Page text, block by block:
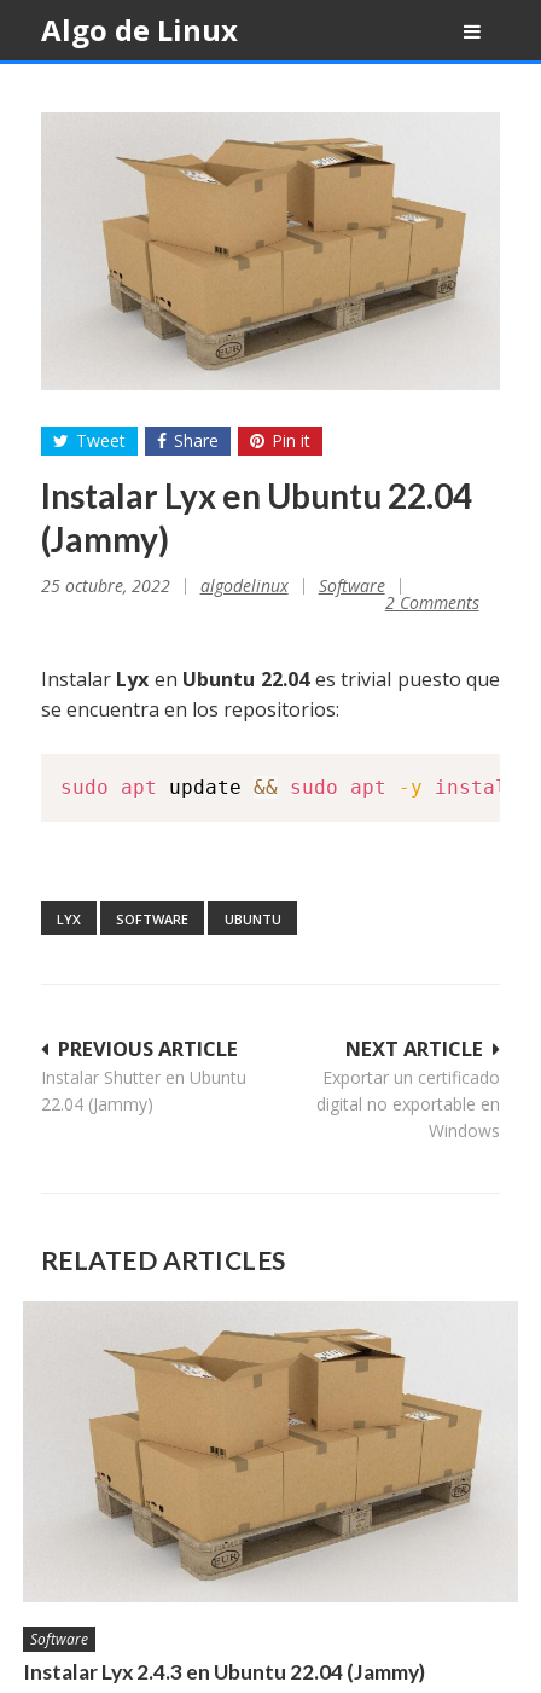
content
Algo de Linux
Tweet Share Pin it
Instalar Lyx en Ubuntu 22.04
(Jammy)
25 octubre, 2022 algodelinux Software
2 Comments
Instalar Lyx en Ubuntu 22.04es trivial puesto que
se encuentra en los repositorios:
sudo apt update && sudo apt -y install
LYX SOFTWARE UBUNTU
Navegación
de
NEXT ARTICLE
Exportar un certificado
digital no exportable en
Windows
PREVIOUS ARTICLE
Instalar Shutter en Ubuntu
22.04 (Jammy)
RELATED ARTICLES
Software
Instalar Lyx 2.4.3 en Ubuntu 22.04 (Jammy)